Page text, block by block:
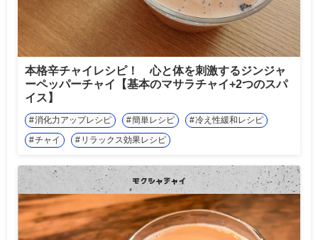
本格辛チャイレシピ！ 心と体を刺激するジンジャ
ーペッパーチャイ【基本のマサラチャイ+2つのスパ
イス】
消化力アップレシピ 簡単レシピ
冷え性緩和レシピ
チャイ
リラックス効果レシピ